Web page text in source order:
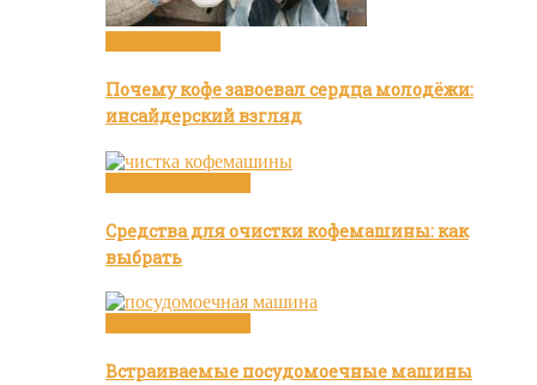
Почему кофе завоевал сердца молодёжи:
инсайдерский взгляд
Средства для очистки кофемашины: как
выбрать
Встраиваемые посудомоечные машины